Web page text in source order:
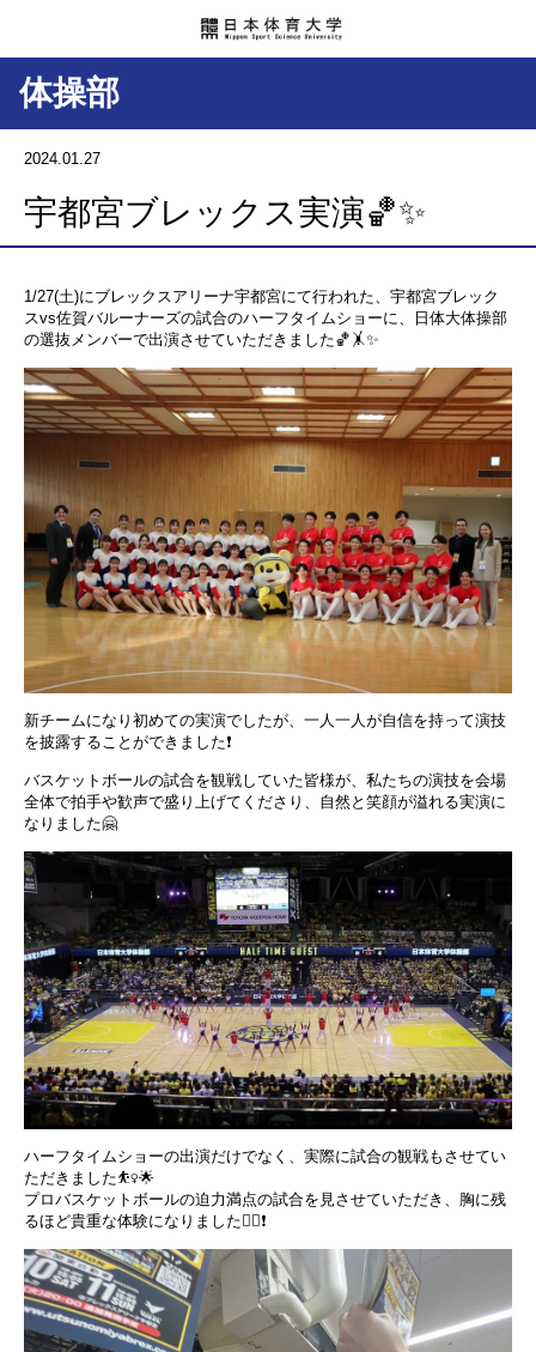
体操部
2024.01.27
宇都宮ブレックス実演🏀✨
1/27(土)にブレックスアリーナ宇都宮にて行われた、宇都宮ブレック
スvs佐賀バルーナーズの試合のハーフタイムショーに、日体大体操部
の選抜メンバーで出演させていただきました🏀🤸✨
新チームになり初めての実演でしたが、一人一人が自信を持って演技
を披露することができました❗️
バスケットボールの試合を観戦していた皆様が、私たちの演技を会場
全体で拍手や歓声で盛り上げてくださり、自然と笑顔が溢れる実演に
なりました🤗
ハーフタイムショーの出演だけでなく、実際に試合の観戦もさせてい
ただきました⛹️‍♀️🌟
プロバスケットボールの迫力満点の試合を見させていただき、胸に残
るほど貴重な体験になりました❤️‍🔥❗️